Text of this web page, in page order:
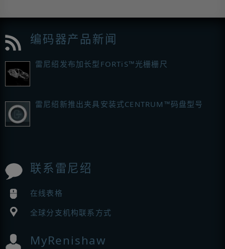
编码器产品新闻
雷尼绍发布加长型FORTiS™光栅栅尺
雷尼绍新推出夹具安装式CENTRUM™码盘型号
联系雷尼绍
在线表格
全球分支机构联系方式
MyRenishaw